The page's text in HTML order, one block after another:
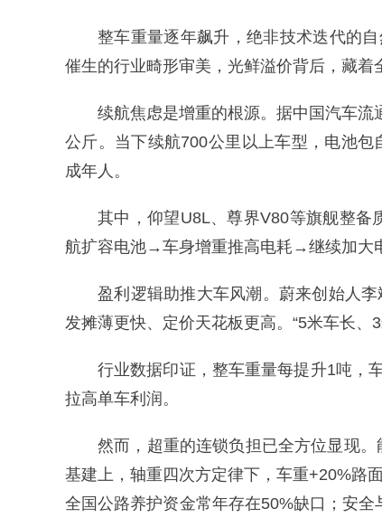
整车重量逐年飙升，绝非技术迭代的
催生的行业畸形审美，光鲜溢价背后，藏着
续航焦虑是增重的根源。据中国汽车
公斤。当下续航700公里以上车型，电池
成年人。
其中，仰望U8L、尊界V80等旗舰整
航扩容电池→车身增重推高电耗→继续加大
盈利逻辑助推大车风潮。蔚来创始人
发摊薄更快、定价天花板更高。“5米车长、
行业数据印证，整车重量每提升1吨，
拉高单车利润。
然而，超重的连锁负担已全方位显现
基建上，轴重四次方定律下，车重+20%路
全国公路养护资金常年存在50%缺口；安